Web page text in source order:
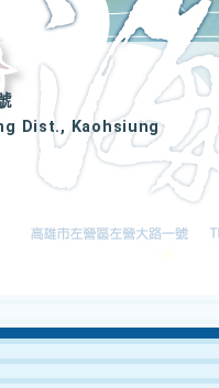
Dist., Kaohsiung